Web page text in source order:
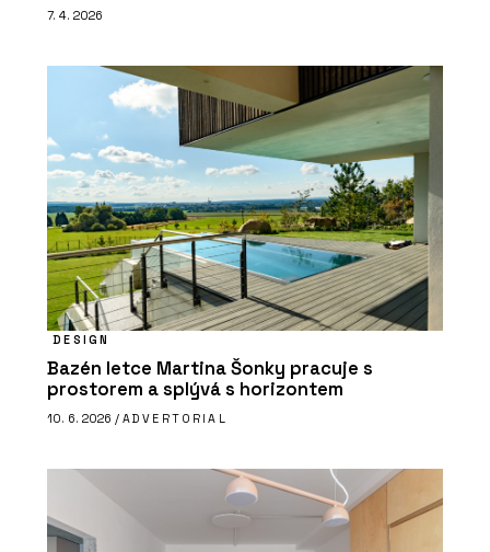
7. 4. 2026
DESIGN
Bazén letce Martina Šonky pracuje s
prostorem a splývá s horizontem
10. 6. 2026 / ADVERTORIAL